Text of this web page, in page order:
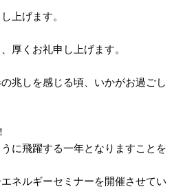
上げます。
厚くお礼申し上げます。
兆しを感じる頃、いかがお過ごし
に飛躍する一年となりますことを
ネルギーセミナーを開催させてい